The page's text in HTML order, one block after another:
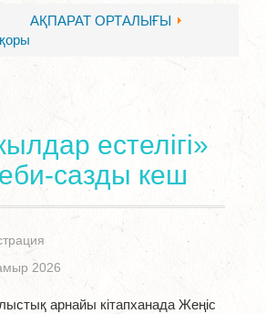
АҚПАРАТ ОРТАЛЫҒЫ
естелігі»
сазды кеш
2026
арнайы кітапханада Жеңіс